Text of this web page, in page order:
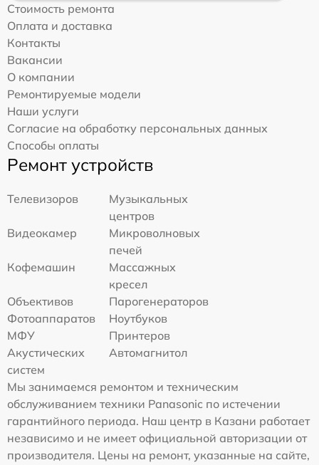
Стоимость ремонта
Оплата и доставка
Контакты
Вакансии
О компании
Ремонтируемые модели
Наши услуги
Согласие на обработку персональных данных
Способы оплаты
Ремонт устройств
Телевизоров
Музыкальных
центров
Видеокамер
Микроволновых
печей
Кофемашин
Массажных
кресел
Объективов
Парогенераторов
Фотоаппаратов
Ноутбуков
МФУ
Принтеров
Акустических
систем
Автомагнитол
Мы занимаемся ремонтом и техническим
обслуживанием техники Panasonic по истечении
гарантийного периода. Наш центр в Казани работает
независимо и не имеет официальной авторизации от
производителя. Цены на ремонт, указанные на сайте,